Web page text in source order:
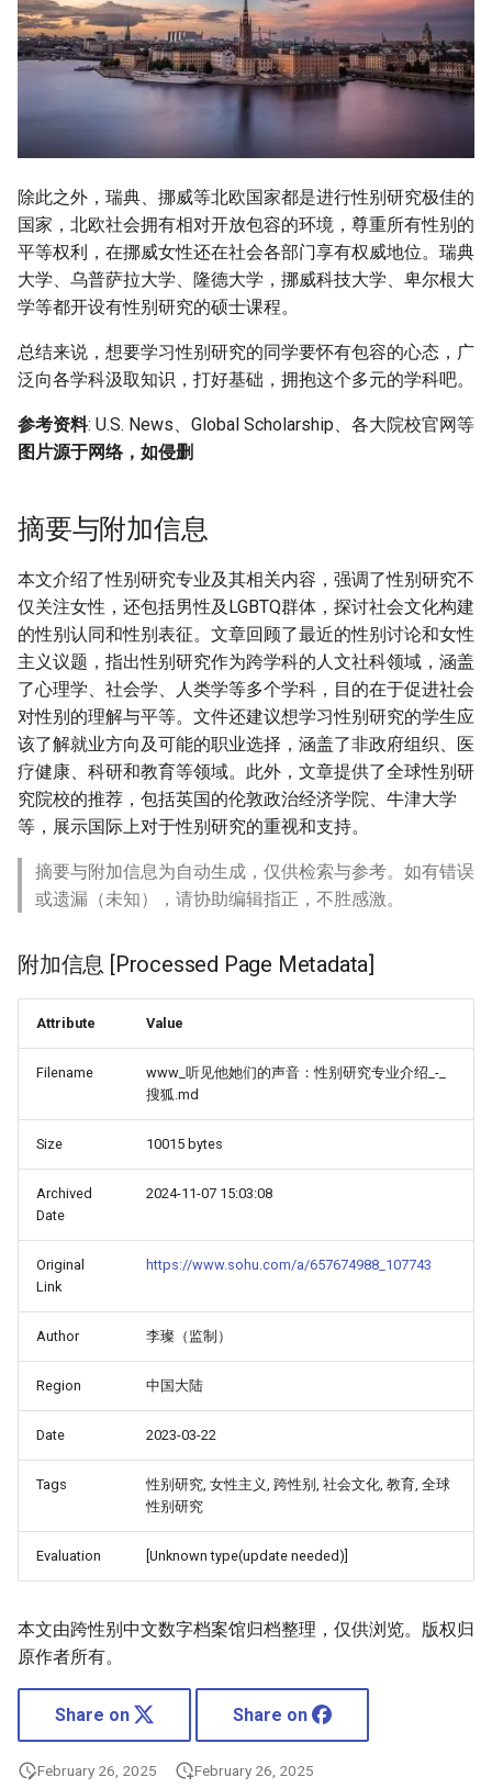
除此之外，瑞典、挪威等北欧国家都是进行性别研究极佳的
国家，北欧社会拥有相对开放包容的环境，尊重所有性别的
平等权利，在挪威女性还在社会各部门享有权威地位。瑞典
大学、乌普萨拉大学、隆德大学，挪威科技大学、卑尔根大
学等都开设有性别研究的硕士课程。
总结来说，想要学习性别研究的同学要怀有包容的心态，广
泛向各学科汲取知识，打好基础，拥抱这个多元的学科吧。
参考资料: U.S. News、Global Scholarship、各大院校官网等
图片源于网络，如侵删
摘要与附加信息
本文介绍了性别研究专业及其相关内容，强调了性别研究不
仅关注女性，还包括男性及LGBTQ群体，探讨社会文化构建
的性别认同和性别表征。文章回顾了最近的性别讨论和女性
主义议题，指出性别研究作为跨学科的人文社科领域，涵盖
了心理学、社会学、人类学等多个学科，目的在于促进社会
对性别的理解与平等。文件还建议想学习性别研究的学生应
该了解就业方向及可能的职业选择，涵盖了非政府组织、医
疗健康、科研和教育等领域。此外，文章提供了全球性别研
究院校的推荐，包括英国的伦敦政治经济学院、牛津大学
等，展示国际上对于性别研究的重视和支持。
摘要与附加信息为自动生成，仅供检索与参考。如有错误
或遗漏（未知），请协助编辑指正，不胜感激。
附加信息 [Processed Page Metadata]
Attribute Value
Filename
www_听见他她们的声音：性别研究专业介绍_-_
搜狐.md
Size 10015 bytes
Archived
Date
2024-11-07 15:03:08
Original
Link
https://www.sohu.com/a/657674988_107743
Author 李璨（监制）
Region 中国大陆
Date 2023-03-22
Tags
性别研究, 女性主义, 跨性别, 社会文化, 教育, 全球
性别研究
Evaluation [Unknown type(update needed)]
本文由跨性别中文数字档案馆归档整理，仅供浏览。版权归
原作者所有。
Share on Share on
February 26, 2025 February 26, 2025